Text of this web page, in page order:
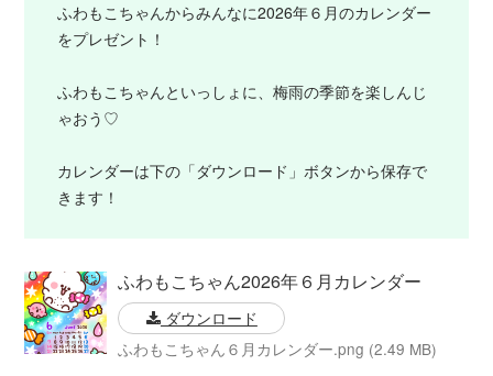
ふわもこちゃんからみんなに2026年６月のカレンダー
をプレゼント！
ふわもこちゃんといっしょに、梅雨の季節を楽しんじ
ゃおう♡
カレンダーは下の「ダウンロード」ボタンから保存で
きます！
ふわもこちゃん2026年６月カレンダー
ダウンロード
ふわもこちゃん６月カレンダー.png (2.49 MB)